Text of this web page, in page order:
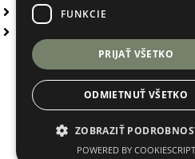
Ako testujeme fľaše na vodu?
Prijímame online platby
Copyright 2026zuresi.sk. Všetky
FUNKCIE
PRIJAŤ VŠETKO
ODMIETNUŤ VŠETKO
ZOBRAZIŤ
POWERED BY COOKIESCRIPT